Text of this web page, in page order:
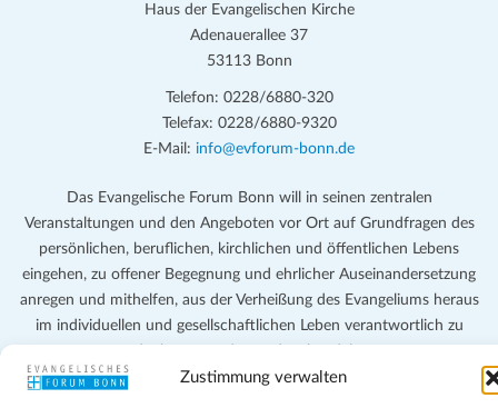
Zustimmung verwalten
Haus der Evangelischen Kirche
Adenauerallee 37
53113 Bonn
Telefon: 0228/6880-320
Telefax: 0228/6880-9320
E-Mail: info@evforum-bonn.de
Das Evangelische Forum Bonn will in seinen zentralen
Veranstaltungen und den Angeboten vor Ort auf Grundfragen des
persönlichen, beruflichen, kirchlichen und öffentlichen Lebens
eingehen, zu offener Begegnung und ehrlicher Auseinandersetzung
anregen und mithelfen, aus der Verheißung des Evangeliums heraus
im individuellen und gesellschaftlichen Leben verantwortlich zu